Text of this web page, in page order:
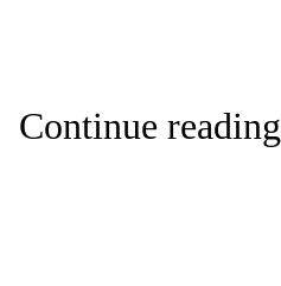
Continue reading